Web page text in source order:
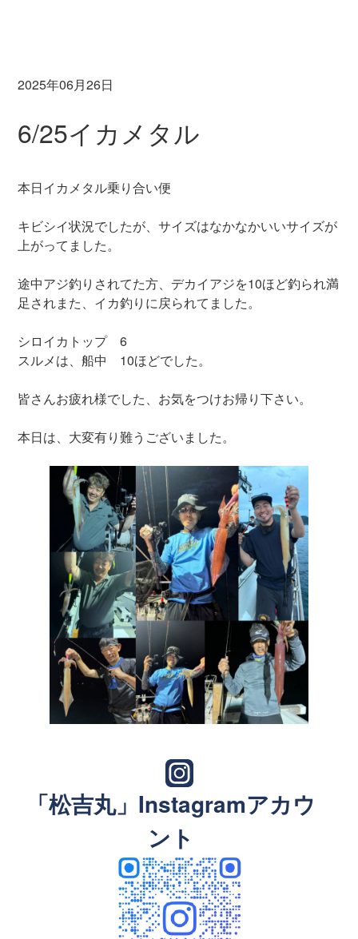
2025年06月26日
6/25イカメタル
本日イカメタル乗り合い便
キビシイ状況でしたが、サイズはなかなかいいサイズが
上がってました。
途中アジ釣りされてた方、デカイアジを10ほど釣られ満
足されまた、イカ釣りに戻られてました。
シロイカトップ 6
スルメは、船中 10ほどでした。
皆さんお疲れ様でした、お気をつけお帰り下さい。
本日は、大変有り難うございました。
「松吉丸」Instagramアカウ
ント